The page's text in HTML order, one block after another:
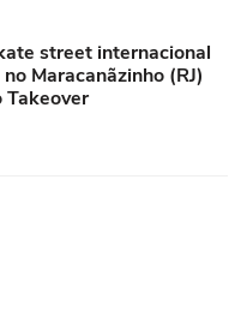
street internacional
Maracanãzinho (RJ)
Takeover